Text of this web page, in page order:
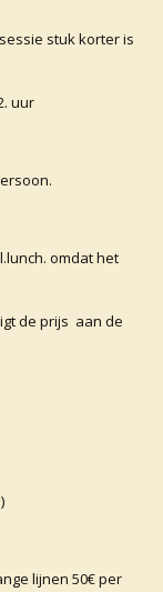
stuk korter is
uur
omdat het
de prijs aan de
lijnen 50€ per